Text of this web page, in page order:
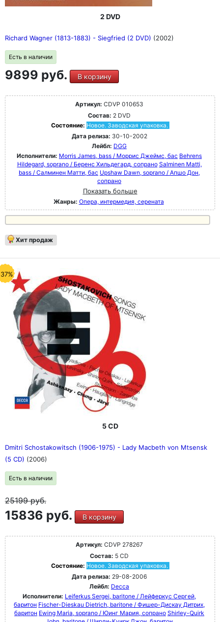
2 DVD
Richard Wagner (1813-1883) - Siegfried (2 DVD) (2002)
Есть в наличии
9899 руб. В корзину
Артикул: CDVP 010653
Состав: 2 DVD
Состояние: Новое. Заводская упаковка.
Дата релиза: 30-10-2002
Лейбл: DGG
Исполнители: Morris James, bass / Моррис Джеймс, бас Behrens
Hildegard, soprano / Беренс Хильдегард, сопрано Salminen Matti,
bass / Салминен Матти, бас Upshaw Dawn, soprano / Апшо Дон,
сопрано
Показать больше
Жанры: Опера, интермедия, серената
Хит продаж
5 CD
Dmitri Schostakowitsch (1906-1975) - Lady Macbeth von Mtsensk
(5 CD) (2006)
Есть в наличии
25199руб.
15836 руб. В корзину
Артикул: CDVP 278267
Состав: 5 CD
Состояние: Новое. Заводская упаковка.
Дата релиза: 29-08-2006
Лейбл: Decca
Исполнители: Leiferkus Sergei, baritone / Лейферкус Сергей,
баритон Fischer-Dieskau Dietrich, baritone / Фишер-Дискау Дитрих,
баритон Ewing Maria, soprano / Юинг Мария, сопрано Shirley-Quirk